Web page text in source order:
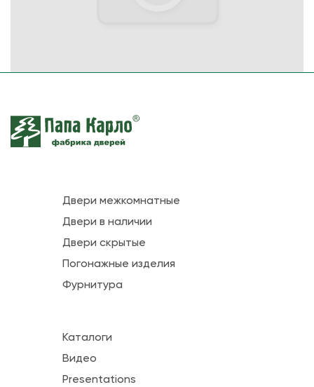
Двери межкомнатные
Двери в наличии
Двери скрытые
Погонажные изделия
Фурнитура
Каталоги
Видео
Presentations